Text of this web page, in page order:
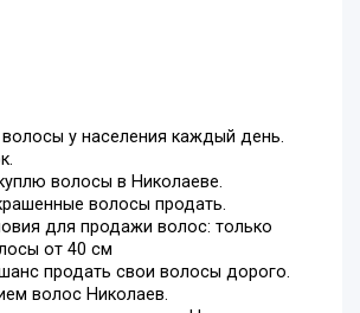
у населения каждый день.
волосы в Hиколаеве.
волосы продать.
для продажи волос: только
от 40 см
продать свои волосы дорого.
волос Hиколаев.